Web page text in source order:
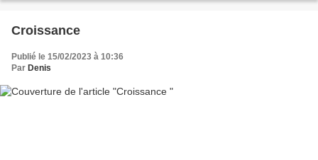
Croissance
Publié le 15/02/2023 à 10:36
Par Denis